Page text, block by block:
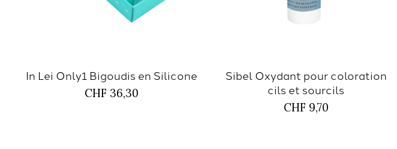
In Lei Only1 Bigoudis en Silicone
CHF 36,30
Sibel Oxydant pour coloration
cils et sourcils
CHF 9,70